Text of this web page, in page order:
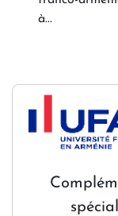
à...
spécial